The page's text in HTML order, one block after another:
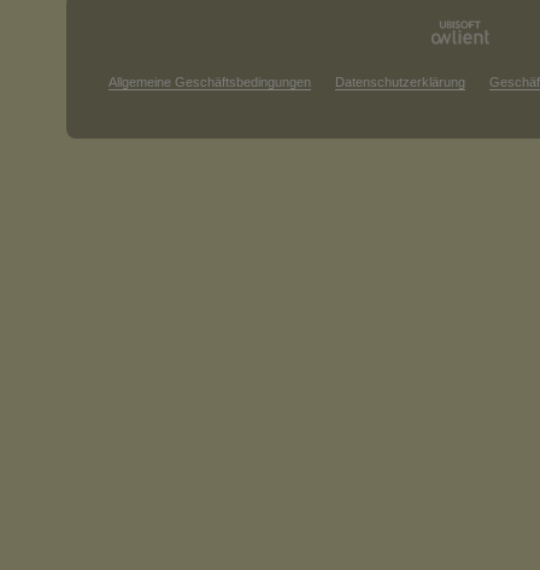
Allgemeine Geschäftsbedingungen Datenschutzerklärung